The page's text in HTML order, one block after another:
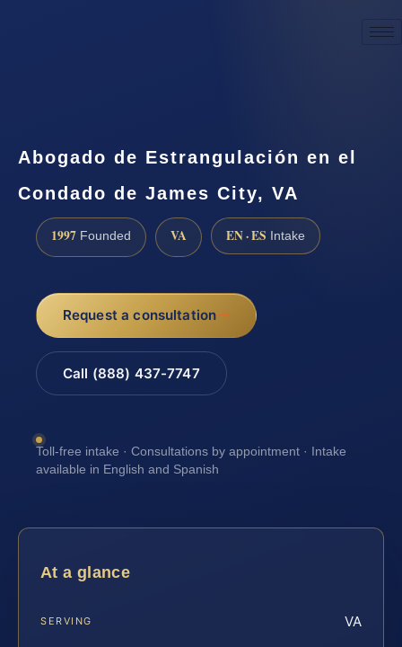
Abogado de Estrangulación en el
Condado de James City, VA
1997 Founded VA EN · ES Intake
Request a consultation
Call (888) 437-7747
Toll-free intake · Consultations by appointment · Intake
available in English and Spanish
At a glance
SERVING VA